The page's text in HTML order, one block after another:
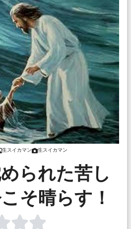
生スイカマン 生スイカマン
られた苦し
そ晴らす！